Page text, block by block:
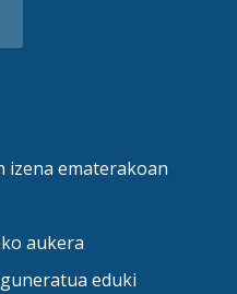
izena ematerakoan
aukera
eduki